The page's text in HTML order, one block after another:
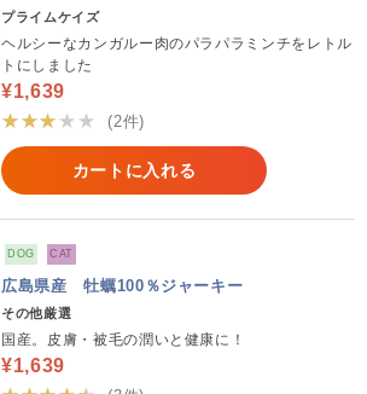
プライムケイズ
ヘルシーなカンガルー肉のパラパラミンチをレトル
トにしました
¥1,639
★★★★★
(2件)
カートに入れる
DOG CAT
広島県産 牡蠣100％ジャーキー
その他厳選
国産。皮膚・被毛の潤いと健康に！
¥1,639